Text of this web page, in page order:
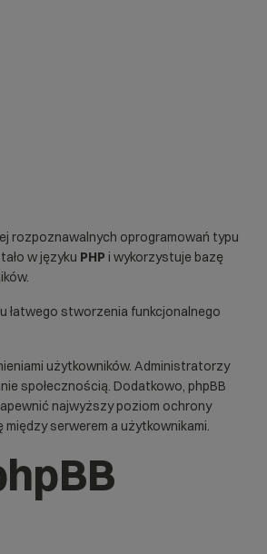
rozpoznawalnych oprogramowań typu
w języku PHP i wykorzystuje bazę
łatwego stworzenia funkcjonalnego
użytkowników. Administratorzy
społecznością. Dodatkowo, phpBB
najwyższy poziom ochrony
serwerem a użytkownikami.